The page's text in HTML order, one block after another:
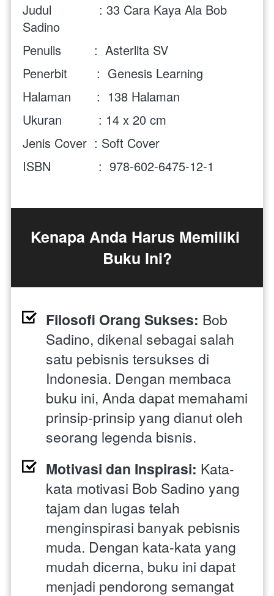
Judul             : 33 Cara Kaya Ala Bob
Sadino
Penulis         :  Asterlita SV
Penerbit        :  Genesis Learning
Halaman       :  138 Halaman
Ukuran          : 14 x 20 cm
Jenis Cover  : Soft Cover
ISBN             :  978-602-6475-12-1
Kenapa Anda Harus Memiliki
Buku Ini?
Filosofi Orang Sukses: Bob
Sadino, dikenal sebagai salah
satu pebisnis tersukses di
Indonesia. Dengan membaca
buku ini, Anda dapat memahami
prinsip-prinsip yang dianut oleh
seorang legenda bisnis.
Motivasi dan Inspirasi: Kata-
kata motivasi Bob Sadino yang
tajam dan lugas telah
menginspirasi banyak pebisnis
muda. Dengan kata-kata yang
mudah dicerna, buku ini dapat
menjadi pendorong semangat